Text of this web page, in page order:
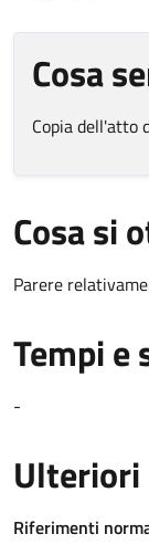
Cosa
Copia dell'atto
Cosa si
Parere
Tempi e
-
Riferimenti